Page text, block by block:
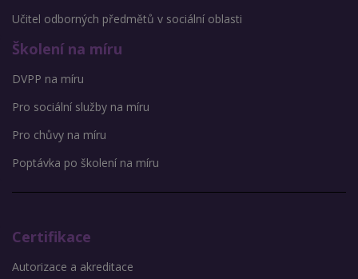
Učitel odborných předmětů v sociální oblasti
Školení na míru
DVPP na míru
Pro sociální služby na míru
Pro chůvy na míru
Poptávka po školení na míru
Certifikace
Autorizace a akreditace